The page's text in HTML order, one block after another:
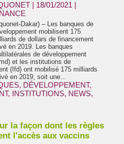
| 18/01/2021 |
Dakar) – Les banques de
mobilisent 175
de dollars de financement
en 2019. Les banques
de développement
et les institutions de
(Ifd) ont mobilisé 175 milliards
en 2019, soit une...
, DÉVELOPPEMENT,
, INSTITUTIONS, NEWS,
la façon dont les règles
l'accès aux vaccins